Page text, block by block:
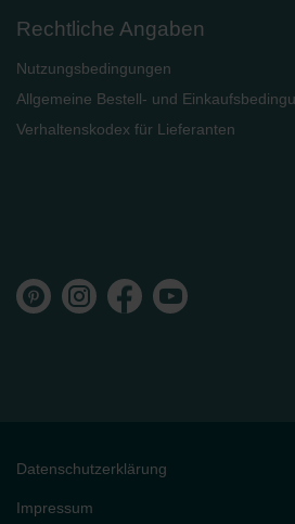
Rechtliche Angaben
Nutzungsbedingungen
Allgemeine Bestell- und
Verhaltenskodex für Lieferanten
Datenschutzerklärung
Impressum